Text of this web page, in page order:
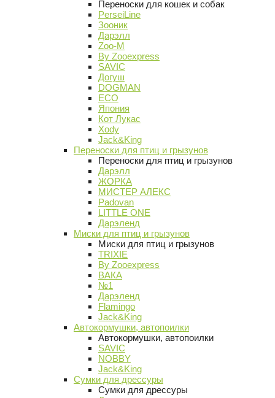
Переноски для кошек и собак
PerseiLine
Зооник
Дарэлл
Zoo-M
By Zooexpress
SAVIC
Догуш
DOGMAN
ECO
Япония
Кот Лукас
Xody
Jack&King
Переноски для птиц и грызунов
Переноски для птиц и грызунов
Дарэлл
ЖОРКА
МИСТЕР АЛЕКС
Padovan
LITTLE ONE
Дарэленд
Миски для птиц и грызунов
Миски для птиц и грызунов
TRIXIE
By Zooexpress
ВАКА
№1
Дарэленд
Flamingo
Jack&King
Автокормушки, автопоилки
Автокормушки, автопоилки
SAVIC
NOBBY
Jack&King
Сумки для дрессуры
Сумки для дрессуры